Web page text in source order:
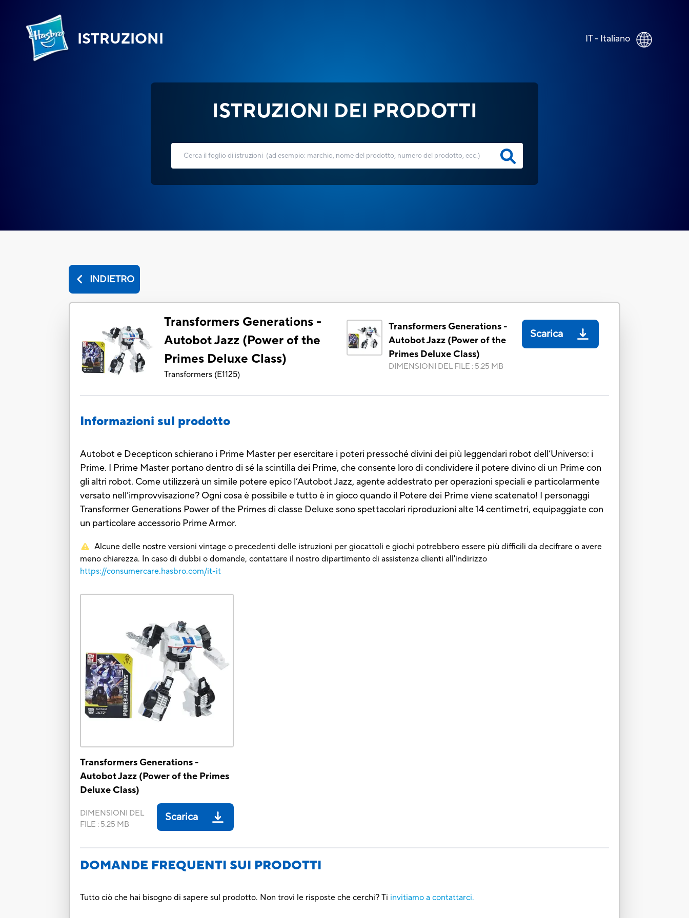
ISTRUZIONI IT - Italiano
ISTRUZIONI DEI PRODOTTI
INDIETRO
Transformers Generations -
Autobot Jazz (Power of the
Primes Deluxe Class)
Transformers (E1125)
Transformers Generations -
Autobot Jazz (Power of the
Primes Deluxe Class)
DIMENSIONI DEL FILE : 5.25 MB
Scarica
Informazioni sul prodotto
Autobot e Decepticon schierano i Prime Master per esercitare i poteri pressoché divini dei più leggendari robot dell’Universo: i
Prime. I Prime Master portano dentro di sé la scintilla dei Prime, che consente loro di condividere il potere divino di un Prime con
gli altri robot. Come utilizzerà un simile potere epico l’Autobot Jazz, agente addestrato per operazioni speciali e particolarmente
versato nell’improvvisazione? Ogni cosa è possibile e tutto è in gioco quando il Potere dei Prime viene scatenato! I personaggi
Transformer Generations Power of the Primes di classe Deluxe sono spettacolari riproduzioni alte 14 centimetri, equipaggiate con
un particolare accessorio Prime Armor.
Alcune delle nostre versioni vintage o precedenti delle istruzioni per giocattoli e giochi potrebbero essere più difficili da decifrare o avere
meno chiarezza. In caso di dubbi o domande, contattare il nostro dipartimento di assistenza clienti all'indirizzo
https://consumercare.hasbro.com/it-it
Transformers Generations -
Autobot Jazz (Power of the Primes
Deluxe Class)
DIMENSIONI DEL
FILE : 5.25 MB
Scarica
DOMANDE FREQUENTI SUI PRODOTTI
Tutto ciò che hai bisogno di sapere sul prodotto. Non trovi le risposte che cerchi? Ti invitiamo a contattarci.